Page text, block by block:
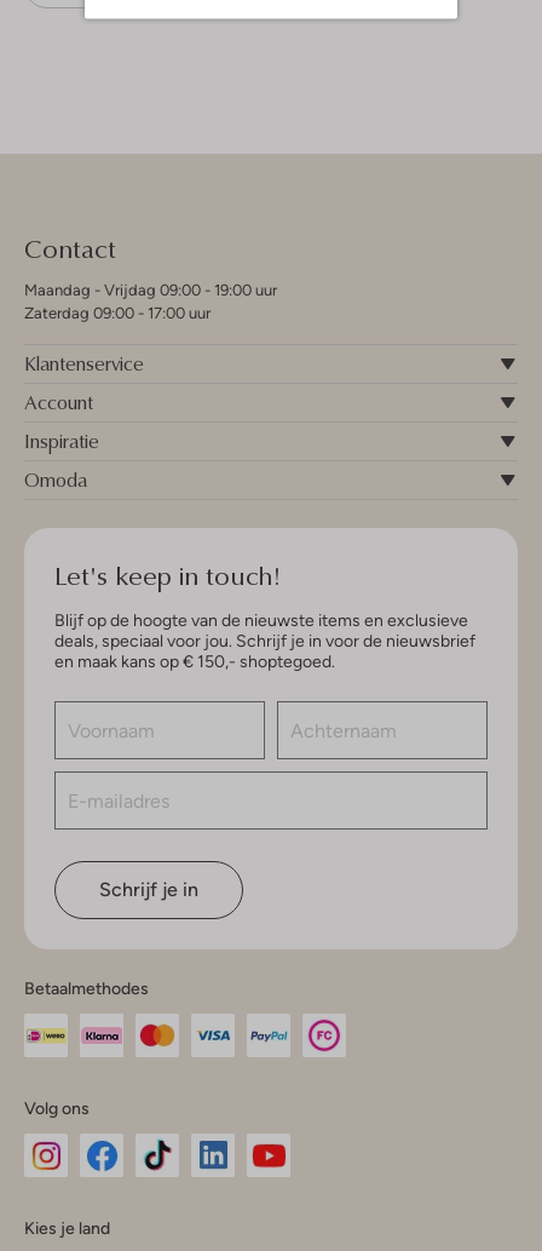
Contact
Maandag - Vrijdag 09:00 - 19:00 uur
Zaterdag 09:00 - 17:00 uur
Klantenservice
Account
Inspiratie
Omoda
Let's keep in touch!
Blijf op de hoogte van de nieuwste items en exclusieve
deals, speciaal voor jou. Schrijf je in voor de nieuwsbrief
en maak kans op € 150,- shoptegoed.
Schrijf je in
Betaalmethodes
Volg ons
InstagramFacebook
Kies je land